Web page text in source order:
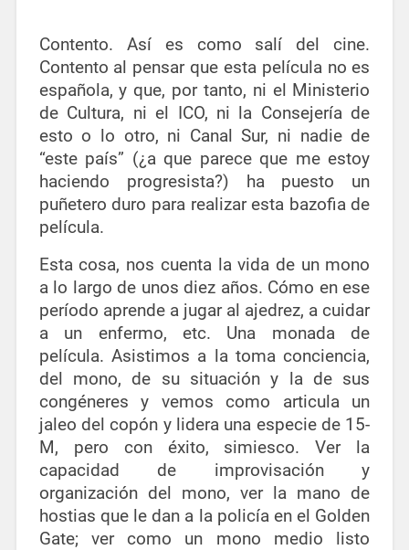
Contento. Así es como salí del cine.
Contento al pensar que esta película no es
española, y que, por tanto, ni el Ministerio
de Cultura, ni el ICO, ni la Consejería de
esto o lo otro, ni Canal Sur, ni nadie de
“este país” (¿a que parece que me estoy
haciendo progresista?) ha puesto un
puñetero duro para realizar esta bazofia de
película.
Esta cosa, nos cuenta la vida de un mono
a lo largo de unos diez años. Cómo en ese
período aprende a jugar al ajedrez, a cuidar
a un enfermo, etc. Una monada de
película. Asistimos a la toma conciencia,
del mono, de su situación y la de sus
congéneres y vemos como articula un
jaleo del copón y lidera una especie de 15-
M, pero con éxito, simiesco. Ver la
capacidad de improvisación y
organización del mono, ver la mano de
hostias que le dan a la policía en el Golden
Gate; ver como un mono medio listo